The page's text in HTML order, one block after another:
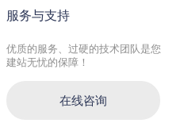
服务与支持
优质的服务、过硬的技术团队是您
建站无忧的保障！
在线咨询